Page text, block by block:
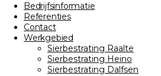
Bedrijfsinformatie
Referenties
Contact
Werkgebied
Sierbestrating Raalte
Sierbestrating Heino
Sierbestrating Dalfsen